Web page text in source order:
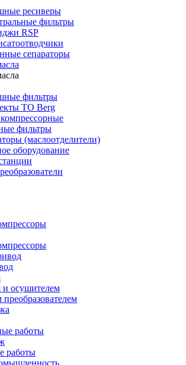
ресиверы
фильтры
RSP
сепараторы
фильтры
ТО Berg
фильтры
(маслоотделители)
оборудование
и осушителем
работы
работы